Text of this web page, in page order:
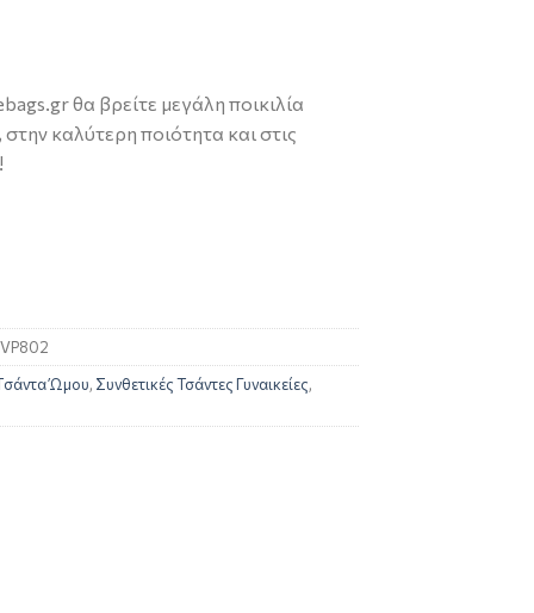
θα βρείτε μεγάλη ποικιλία
καλύτερη ποιότητα και στις
Ώμου, Συνθετικές Τσάντες Γυναικείες,